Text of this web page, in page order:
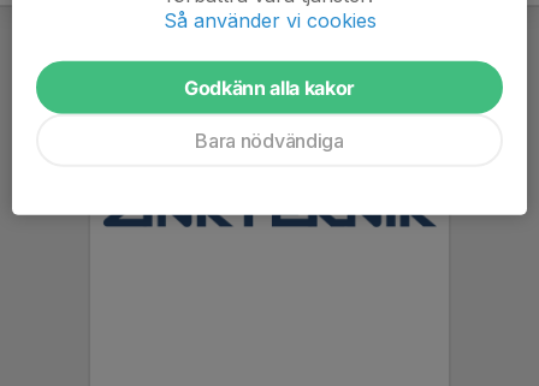
Så använder vi cookies
Godkänn alla kakor
Bara nödvändiga